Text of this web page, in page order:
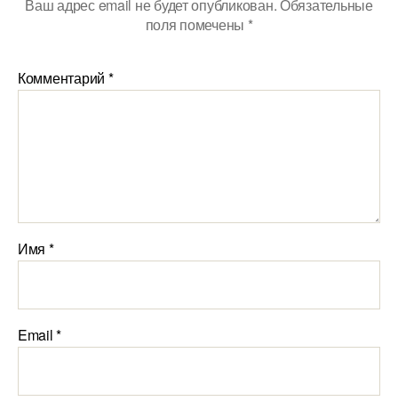
Ваш адрес email не будет опубликован.Обязательные
поля помечены *
Комментарий *
Имя *
Email*